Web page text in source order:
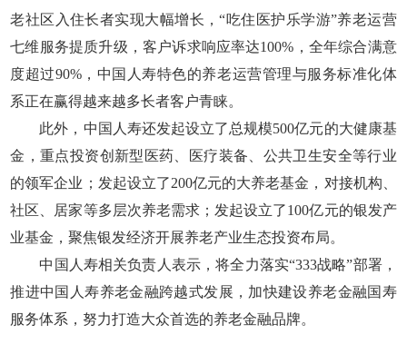
老社区入住长者实现大幅增长，“吃住医护乐学游”养老运营
七维服务提质升级，客户诉求响应率达100%，全年综合满意
度超过90%，中国人寿特色的养老运营管理与服务标准化体
系正在赢得越来越多长者客户青睐。
此外，中国人寿还发起设立了总规模500亿元的大健康基
金，重点投资创新型医药、医疗装备、公共卫生安全等行业
的领军企业；发起设立了200亿元的大养老基金，对接机构、
社区、居家等多层次养老需求；发起设立了100亿元的银发产
业基金，聚焦银发经济开展养老产业生态投资布局。
中国人寿相关负责人表示，将全力落实“333战略”部署，
推进中国人寿养老金融跨越式发展，加快建设养老金融国寿
服务体系，努力打造大众首选的养老金融品牌。